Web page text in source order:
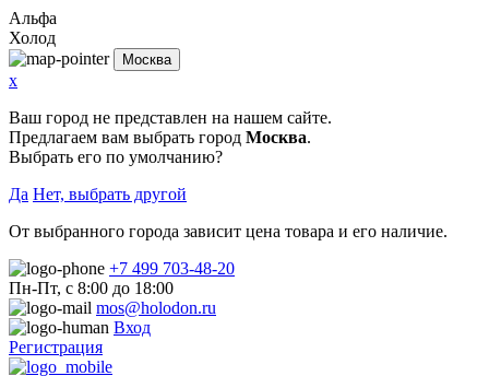
Альфа
Холод
Москва
x
Ваш город не представлен на нашем сайте.
Предлагаем вам выбрать город Москва.
Выбрать его по умолчанию?
Да Нет, выбрать другой
От выбранного города зависит цена товара и его наличие.
+7 499 703-48-20
Пн-Пт, с 8:00 до 18:00
mos@holodon.ru
Вход
Регистрация